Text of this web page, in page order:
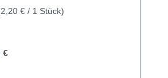
€ / 1 Stück)
€